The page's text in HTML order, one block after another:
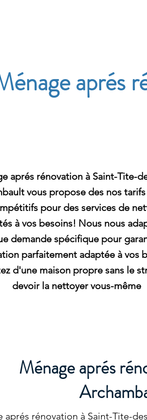
aprés
aprés rénovation à Saint-Tite-
vous propose des nos
pour des services de
à vos besoins! Nous nous
demande spécifique pour
parfaitement adaptée à vos
d'une maison propre sans le
devoir la nettoyer vous-même
Ménage aprés
aprés rénovation à Saint-Tite-